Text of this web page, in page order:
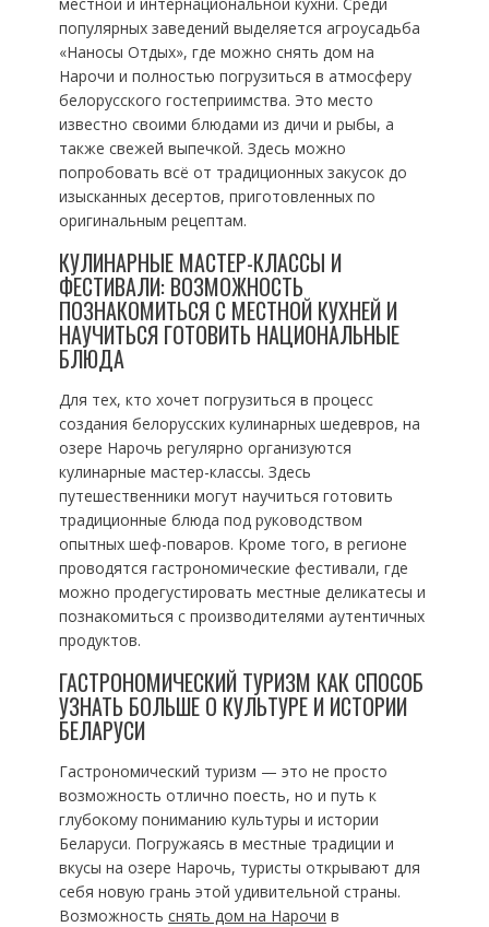
популярных заведений выделяется агроусадьба
«Наносы Отдых», где можно снять дом на
Нарочи и полностью погрузиться в атмосферу
белорусского гостеприимства. Это место
известно своими блюдами из дичи и рыбы, а
также свежей выпечкой. Здесь можно
попробовать всё от традиционных закусок до
изысканных десертов, приготовленных по
оригинальным рецептам.
КУЛИНАРНЫЕ МАСТЕР-КЛАССЫ И
ФЕСТИВАЛИ: ВОЗМОЖНОСТЬ
ПОЗНАКОМИТЬСЯ С МЕСТНОЙ КУХНЕЙ И
НАУЧИТЬСЯ ГОТОВИТЬ НАЦИОНАЛЬНЫЕ
БЛЮДА
Для тех, кто хочет погрузиться в процесс
создания белорусских кулинарных шедевров, на
озере Нарочь регулярно организуются
кулинарные мастер-классы. Здесь
путешественники могут научиться готовить
традиционные блюда под руководством
опытных шеф-поваров. Кроме того, в регионе
проводятся гастрономические фестивали, где
можно продегустировать местные деликатесы и
познакомиться с производителями аутентичных
продуктов.
ГАСТРОНОМИЧЕСКИЙ ТУРИЗМ КАК СПОСОБ
УЗНАТЬ БОЛЬШЕ О КУЛЬТУРЕ И ИСТОРИИ
БЕЛАРУСИ
Гастрономический туризм — это не просто
возможность отлично поесть, но и путь к
глубокому пониманию культуры и истории
Беларуси. Погружаясь в местные традиции и
вкусы на озере Нарочь, туристы открывают для
себя новую грань этой удивительной страны.
Возможность снять дом на Нарочи в